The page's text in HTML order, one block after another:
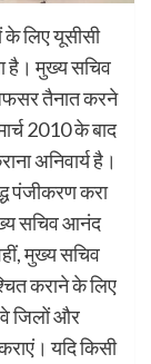
के लिए यूसीसी
है। मुख्य सचिव
तैनात करने
2010 के बाद
अनिवार्य है।
पंजीकरण करा
सचिव आनंद
मुख्य सचिव
कराने के लिए
वे जिलों और
यदि किसी